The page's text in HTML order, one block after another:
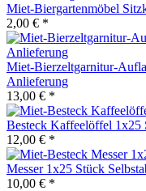
Miet-Biergartenmöbel
2,00 € *
Miet-Bierzeltgarnitur-
Anlieferung
13,00 € *
Besteck Kaffeelöffel
12,00 € *
Messer 1x25 Stück
10,00 € *